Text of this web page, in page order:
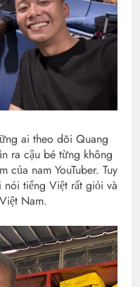
ai theo dõi Quang
ra cậu bé từng không
của nam YouTuber. Tuy
tiếng Việt rất giỏi và
Nam.